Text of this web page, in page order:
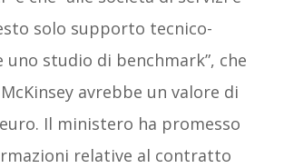
solo supporto tecnico-
uno studio di benchmark”, che
avrebbe un valore di
Il ministero ha promesso
relative al contratto